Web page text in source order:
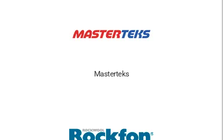
Masterteks